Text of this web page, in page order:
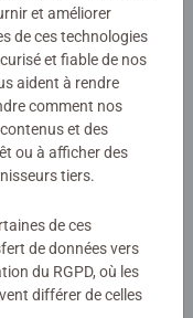
été
et améliorer
de ces technologies
et fiable de nos
aident à rendre
comment nos
et des
ou à afficher des
tiers.
de ces
de données vers
du RGPD, où les
différer de celles